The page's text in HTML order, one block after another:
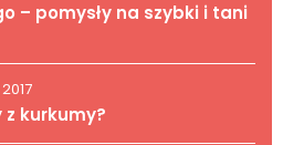
– pomysły na szybki i tani
kurkumy?